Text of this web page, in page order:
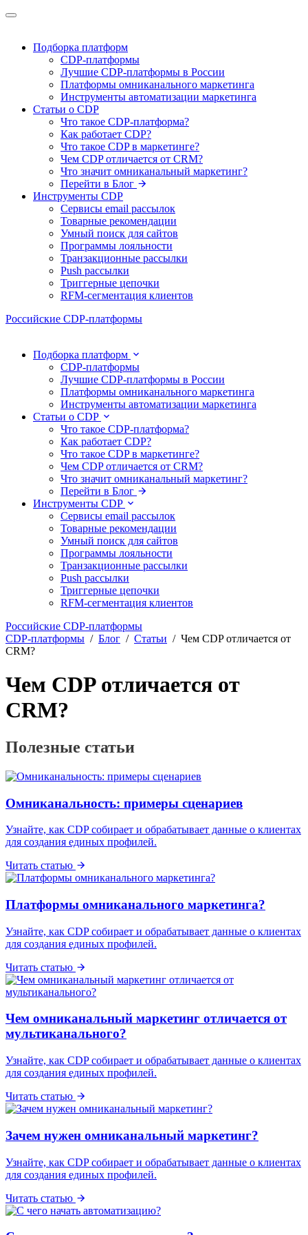
Подборка платформ
CDP-платформы
Лучшие CDP-платформы в России
Платформы омниканального маркетинга
Инструменты автоматизации маркетинга
Статьи о CDP
Что такое CDP-платформа?
Как работает CDP?
Что такое CDP в маркетинге?
Чем CDP отличается от CRM?
Что значит омниканальный маркетинг?
Перейти в Блог
Инструменты CDP
Сервисы email рассылок
Товарные рекомендации
Умный поиск для сайтов
Программы лояльности
Транзакционные рассылки
Push рассылки
Триггерные цепочки
RFM-сегментация клиентов
Российские CDP-платформы
Подборка платформ
CDP-платформы
Лучшие CDP-платформы в России
Платформы омниканального маркетинга
Инструменты автоматизации маркетинга
Статьи о CDP
Что такое CDP-платформа?
Как работает CDP?
Что такое CDP в маркетинге?
Чем CDP отличается от CRM?
Что значит омниканальный маркетинг?
Перейти в Блог
Инструменты CDP
Сервисы email рассылок
Товарные рекомендации
Умный поиск для сайтов
Программы лояльности
Транзакционные рассылки
Push рассылки
Триггерные цепочки
RFM-сегментация клиентов
Российские CDP-платформы
CDP-платформы / Блог / Статьи / Чем CDP отличается от
CRM?
Чем CDP отличается от
CRM?
Полезные статьи
Омниканальность: примеры сценариев
Узнайте, как CDP собирает и обрабатывает данные о клиентах
для создания единых профилей.
Читать статью
Платформы омниканального маркетинга?
Узнайте, как CDP собирает и обрабатывает данные о клиентах
для создания единых профилей.
Читать статью
Чем омниканальный маркетинг отличается от
мультиканального?
Узнайте, как CDP собирает и обрабатывает данные о клиентах
для создания единых профилей.
Читать статью
Зачем нужен омниканальный маркетинг?
Узнайте, как CDP собирает и обрабатывает данные о клиентах
для создания единых профилей.
Читать статью